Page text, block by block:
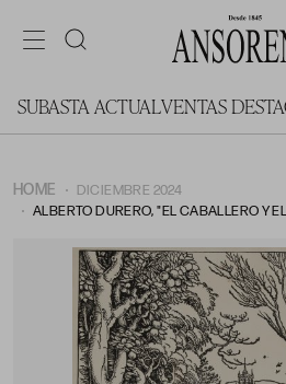
SUBASTA ACTUALVENTAS
HOME
DICIEMBRE 2024
ALBERTO DURERO, "EL CABALLERO Y